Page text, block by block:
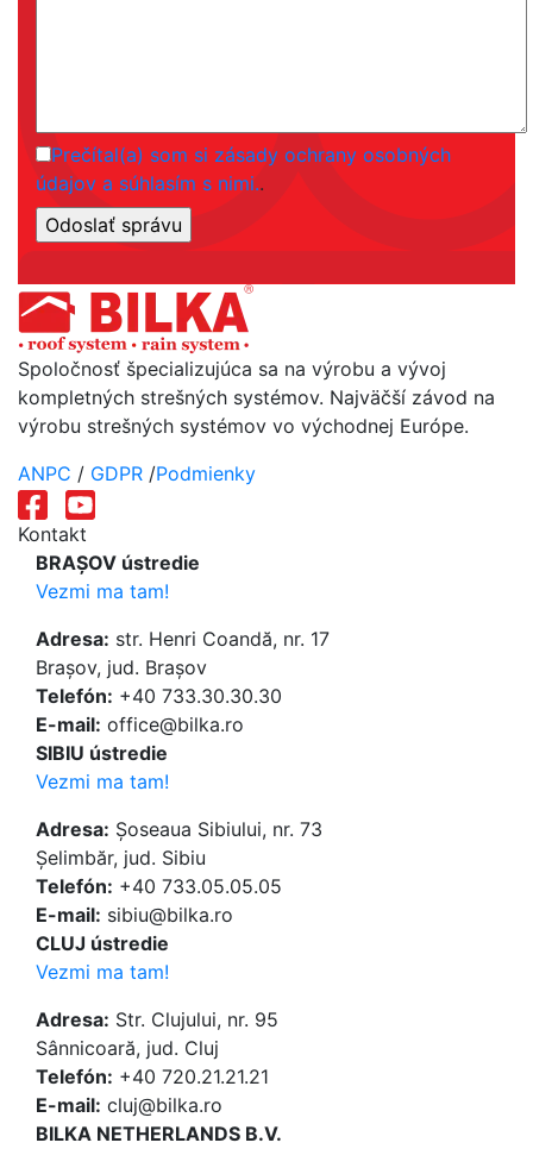
Prečítal(a) som si zásady ochrany osobných
údajov a súhlasím s nimi..
Spoločnosť špecializujúca sa na výrobu a vývoj
kompletných strešných systémov. Najväčší závod na
výrobu strešných systémov vo východnej Európe.
ANPC / GDPR /Podmienky
Kontakt
BRAȘOV ústredie
Vezmi ma tam!
Adresa: str. Henri Coandă, nr. 17
Brașov, jud. Brașov
Telefón: +40 733.30.30.30
E-mail: office@bilka.ro
SIBIU ústredie
Vezmi ma tam!
Adresa: Șoseaua Sibiului, nr. 73
Șelimbăr, jud. Sibiu
Telefón: +40 733.05.05.05
E-mail: sibiu@bilka.ro
CLUJ ústredie
Vezmi ma tam!
Adresa: Str. Clujului, nr. 95
Sânnicoară, jud. Cluj
Telefón: +40 720.21.21.21
E-mail: cluj@bilka.ro
BILKA NETHERLANDS B.V.